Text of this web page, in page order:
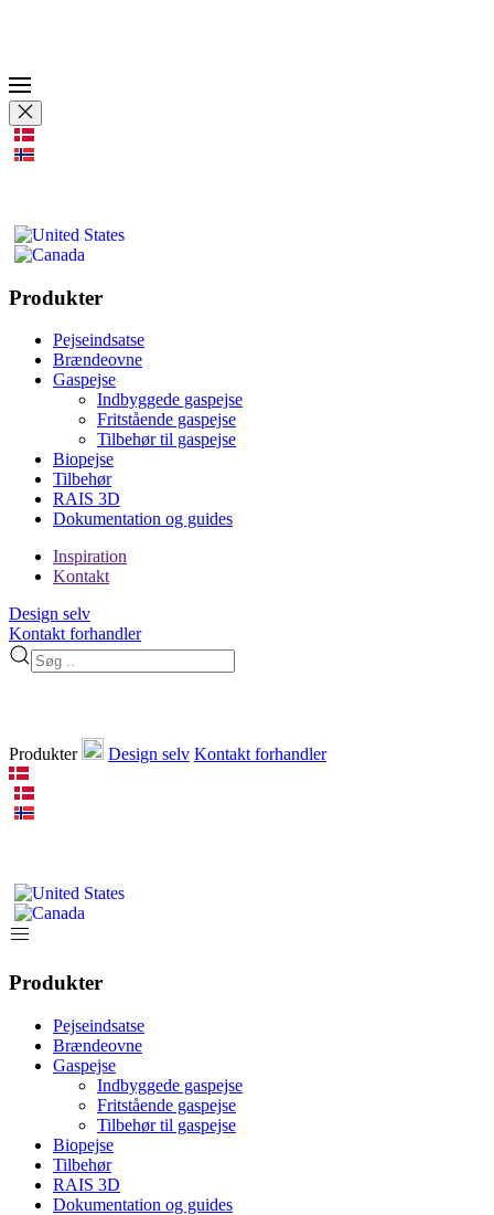
Produkter
Pejseindsatse
Brændeovne
Gaspejse
Indbyggede gaspejse
Fritstående gaspejse
Tilbehør til gaspejse
Biopejse
Tilbehør
RAIS 3D
Dokumentation og guides
Inspiration
Kontakt
Design selv
Kontakt forhandler
Produkter Design selv Kontakt forhandler
Produkter
Pejseindsatse
Brændeovne
Gaspejse
Indbyggede gaspejse
Fritstående gaspejse
Tilbehør til gaspejse
Biopejse
Tilbehør
RAIS 3D
Dokumentation og guides